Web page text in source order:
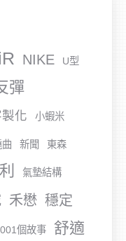
NIKE U型
彈
化 小蝦米
新聞 東森
氣墊結構
禾懋 穩定
個故事 舒適